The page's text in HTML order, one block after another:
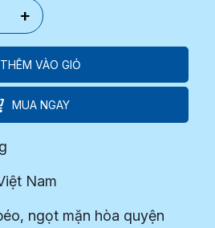
+
THÊM VÀO GIỎ
MUA NGAY
Nam
ngọt mặn hòa quyện